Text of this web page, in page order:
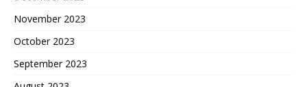
November 2023
October 2023
September 2023